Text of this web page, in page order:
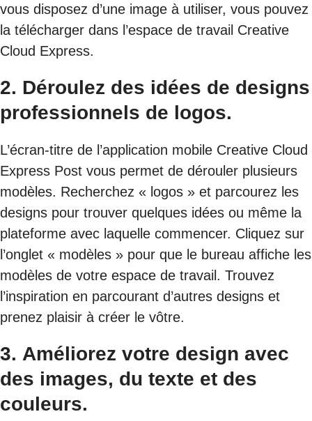
vous disposez d’une image à utiliser, vous pouvez
la télécharger dans l’espace de travail Creative
Cloud Express.
2. Déroulez des idées de designs
professionnels de logos.
L’écran-titre de l’application mobile Creative Cloud
Express Post vous permet de dérouler plusieurs
modèles. Recherchez « logos » et parcourez les
designs pour trouver quelques idées ou même la
plateforme avec laquelle commencer. Cliquez sur
l’onglet « modèles » pour que le bureau affiche les
modèles de votre espace de travail. Trouvez
l’inspiration en parcourant d’autres designs et
prenez plaisir à créer le vôtre.
3. Améliorez votre design avec
des images, du texte et des
couleurs.